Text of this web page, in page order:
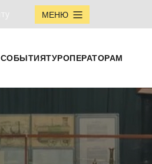
МЕНЮ
СОБЫТИЯТУРОПЕРАТОРАМ